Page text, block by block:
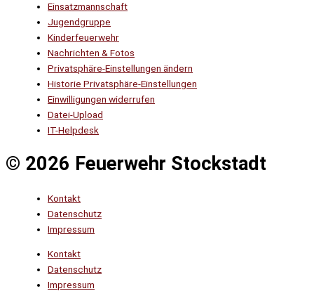
Einsatzmannschaft
Jugendgruppe
Kinderfeuerwehr
Nachrichten & Fotos
Privatsphäre-Einstellungen ändern
Historie Privatsphäre-Einstellungen
Einwilligungen widerrufen
Datei-Upload
IT-Helpdesk
© 2026 Feuerwehr Stockstadt
Kontakt
Datenschutz
Impressum
Kontakt
Datenschutz
Impressum